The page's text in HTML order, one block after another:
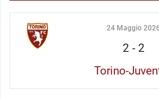
24 Maggio
2 - 2
Torino-